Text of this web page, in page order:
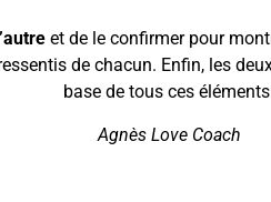
et de le confirmer pour
de chacun. Enfin, les
base de tous ces
Agnès Love Coach